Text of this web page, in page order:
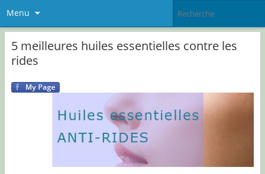
Menu
5 meilleures huiles essentielles contre les
rides